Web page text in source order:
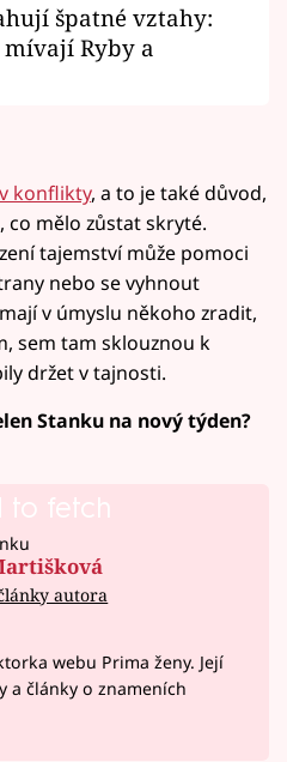
špatné vztahy:
mívají Ryby a
konflikty, a to je také důvod,
co mělo zůstat skryté.
tajemství může pomoci
nebo se vyhnout
v úmyslu někoho zradit,
sem tam sklouznou k
držet v tajnosti.
Stanku na nový týden?
to fetch
autora
webu Prima ženy. Její
a články o znameních